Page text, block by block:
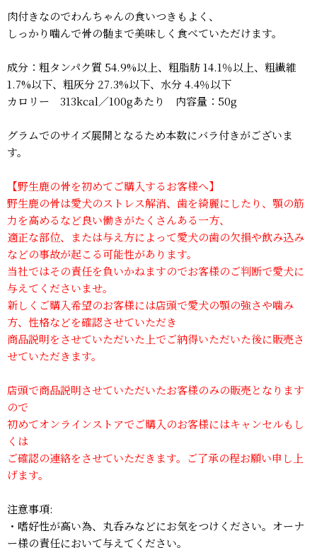
肉付きなのでわんちゃんの食いつきもよく、
しっかり噛んで骨の髄まで美味しく食べていただけます。
成分：粗タンパク質 54.9%以上、粗脂肪 14.1％以上、粗繊維
1.7%以下、粗灰分 27.3%以下、水分 4.4％以下
カロリー 313kcal／100gあたり 内容量：50g
グラムでのサイズ展開となるため本数にバラ付きがございま
す。
【野生鹿の骨を初めてご購入するお客様へ】
野生鹿の骨は愛犬のストレス解消、歯を綺麗にしたり、顎の筋
力を高めるなど良い働きがたくさんある一方、
適正な部位、または与え方によって愛犬の歯の欠損や飲み込み
などの事故が起こる可能性があります。
当社ではその責任を負いかねますのでお客様のご判断で愛犬に
与えてくださいませ。
新しくご購入希望のお客様には店頭で愛犬の顎の強さや噛み
方、性格などを確認させていただき
商品説明をさせていただいた上でご納得いただいた後に販売さ
せていただきます。
店頭で商品説明させていただいたお客様のみの販売となります
ので
初めてオンラインストアでご購入のお客様にはキャンセルもし
くは
ご確認の連絡をさせていただきます。ご了承の程お願い申し上
げます。
注意事項:
・嗜好性が高い為、丸呑みなどにお気をつけください。オーナ
ー様の責任において与えてください。